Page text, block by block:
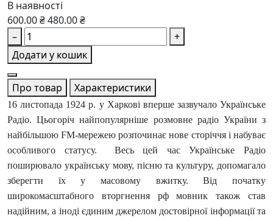
В наявності
600.00 ₴480.00 ₴
–
+
Додати у кошик
Про товар Характеристики
16 листопада 1924 р. у Харкові вперше зазвучало Українське
Радіо. Цьогоріч найпопулярніше розмовне радіо України з
найбільшою FM-мережею розпочинає нове сторіччя і набуває
особливого статусу. Весь цей час Українське Радіо
поширювало українську мову, пісню та культуру, допомагало
зберегти їх у масовому вжитку. Від початку
широкомасштабного вторгнення рф мовник також став
надійним, а іноді єдиним джерелом достовірної інформації та